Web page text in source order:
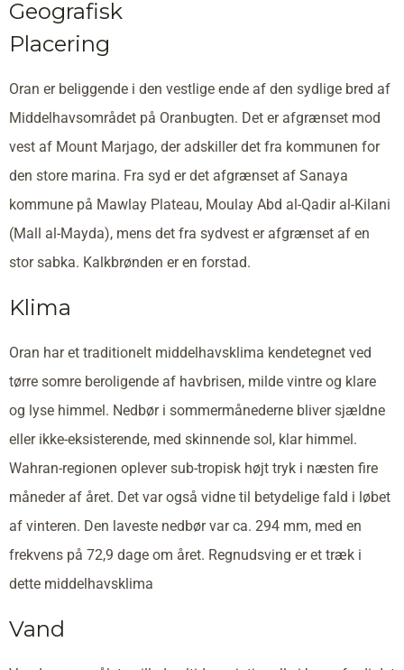
Geografisk
Placering
Oran er beliggende i den vestlige ende af den sydlige bred af
Middelhavsområdet på Oranbugten. Det er afgrænset mod
vest af Mount Marjago, der adskiller det fra kommunen for
den store marina. Fra syd er det afgrænset af Sanaya
kommune på Mawlay Plateau, Moulay Abd al-Qadir al-Kilani
(Mall al-Mayda), mens det fra sydvest er afgrænset af en
stor sabka. Kalkbrønden er en forstad.
Klima
Oran har et traditionelt middelhavsklima kendetegnet ved
tørre somre beroligende af havbrisen, milde vintre og klare
og lyse himmel. Nedbør i sommermånederne bliver sjældne
eller ikke-eksisterende, med skinnende sol, klar himmel.
Wahran-regionen oplever sub-tropisk højt tryk i næsten fire
måneder af året. Det var også vidne til betydelige fald i løbet
af vinteren. Den laveste nedbør var ca. 294 mm, med en
frekvens på 72,9 dage om året. Regnudsving er et træk i
dette middelhavsklima
Vand